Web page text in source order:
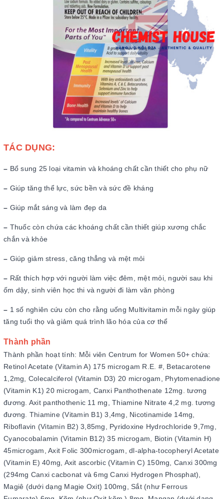
TÁC DỤNG:
– Bổ sung 25 loại vitamin và khoáng chất cần thiết cho phụ nữ
– Giúp tăng thể lực, sức bền và sức đề kháng
– Giúp mắt sáng và làm đẹp da
– Thuốc còn chứa các khoáng chất cần thiết giúp xương chắc
chắn và khỏe
– Giúp giảm stress, căng thẳng và mệt mỏi
– Rất thích hợp với người làm việc đêm, mệt mỏi, người sau khi
ốm dậy, sinh viên học thi và người đi làm văn phòng
– 1 số nghiên cứu còn cho rằng uống Multivitamin mỗi ngày giúp
tăng tuổi thọ và giảm quá trình lão hóa của cơ thể
Thành phần
Thành phần hoạt tính: Mỗi viên Centrum for Women 50+ chứa:
Retinol Acetate (Vitamin A) 175 microgam R.E. #, Betacarotene
1,2mg, Colecalciferol (Vitamin D3) 20 microgam, Phytomenadione
(Vitamin K1) 20 microgam, Canxi Panthothenate 12mg. tương
đương. Axit panthothenic 11 mg, Thiamine Nitrate 4,2 mg. tương
đương. Thiamine (Vitamin B1) 3,4mg, Nicotinamide 14mg,
Riboflavin (Vitamin B2) 3,85mg, Pyridoxine Hydrochloride 9,7mg,
Cyanocobalamin (Vitamin B12) 35 microgam, Biotin (Vitamin H)
45microgam, Axit Folic 300microgam, dl-alpha-tocopheryl Acetate
(Vitamin E) 40mg, Axit ascorbic (Vitamin C) 150mg, Canxi 300mg
(294mg Canxi cacbonat và 6mg Canxi Hydrogen Phosphat),
Magiê (dưới dạng Magie Oxit) 100mg, Sắt (như Ferrous